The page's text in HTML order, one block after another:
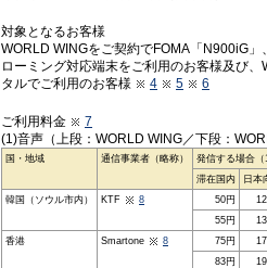
対象となるお客様
WORLD WINGをご契約でFOMA「N900iG
ローミング対応端末をご利用のお客様及び
タルでご利用のお客様
4 5 6
ご利用料金
7
(1)音声（上段：WORLD WING／下段：
国・地域 通信事業者（略称）
発信する場合
滞在国内
日本
韓国（ソウル市内）
KTF 8 50円
55円
香港
Smartone 8 75円
83円